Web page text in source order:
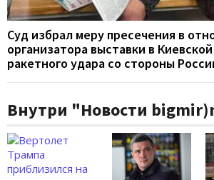
Суд избрал меру пресечения в
организатора выставки в
ракетного удара со стороны
Внутри "Новости